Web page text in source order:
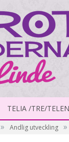
TELIA /TRE/
» Andlig utveckling »